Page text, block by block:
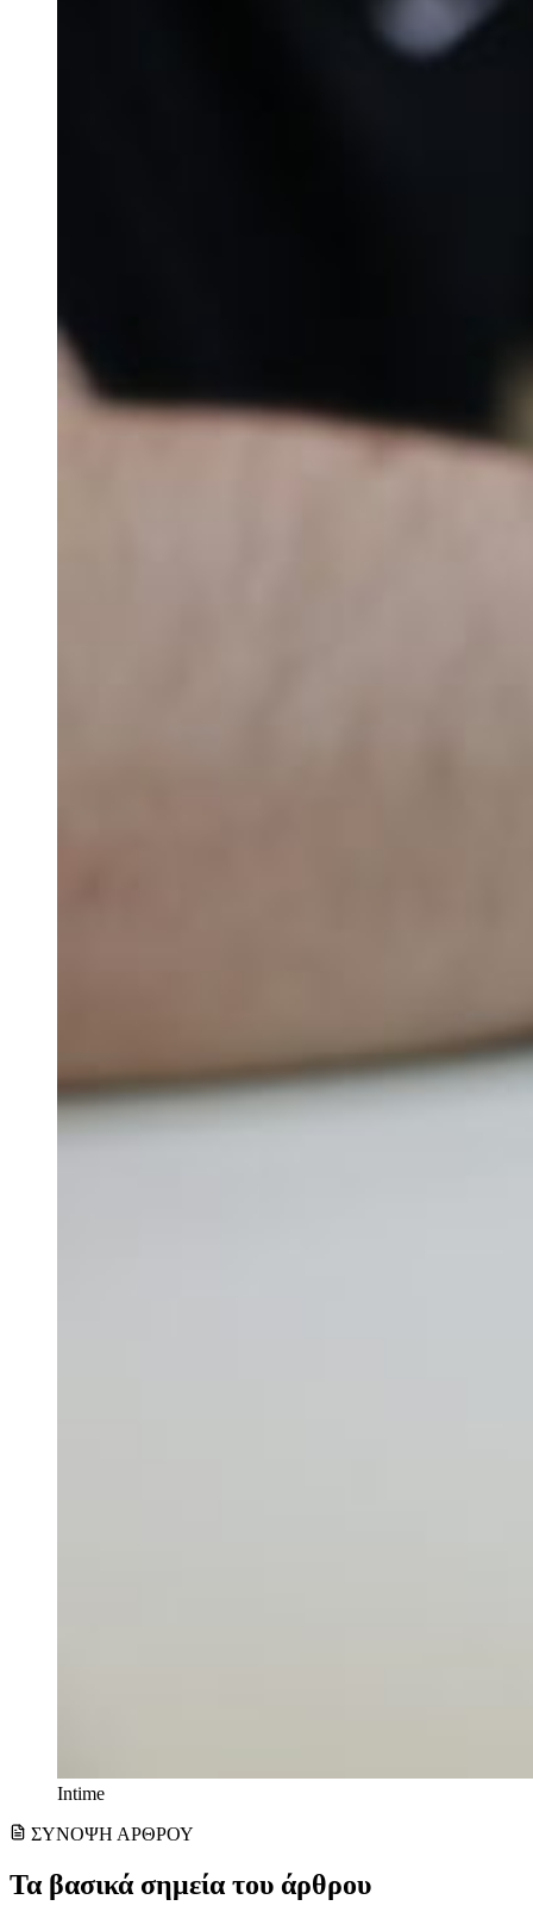
Intime
ΣΥΝΟΨΗ ΑΡΘΡΟΥ
Τα βασικά σημεία του άρθρου